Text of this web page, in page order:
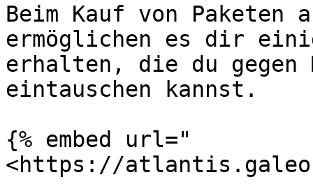
Beim Kauf von
ermöglichen es dir
erhalten, die du gegen
eintauschen kannst.
{% embed url="
<https://